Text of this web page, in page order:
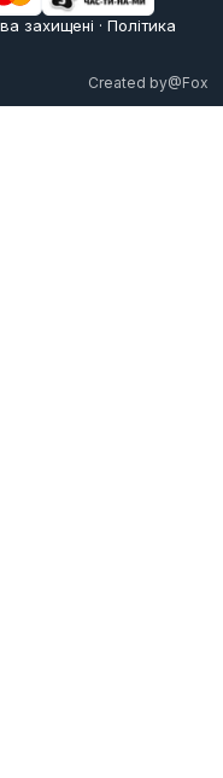
захищені · Політика
Created by@Fox